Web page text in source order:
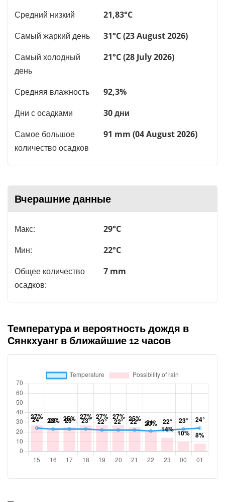
Средний низкий
21,83°C
Самый жаркий день
31°C (23 August 2026)
Самый холодный
день
21°C (28 July 2026)
Средняя влажность
92,3%
Дни с осадками
30 дни
Самое большое
количество осадков
91 mm (04 August 2026)
Вчерашние данные
Макс:
29°C
Мин:
22°C
Общее количество
осадков:
7 mm
Температура и вероятность дождя в
Сянкхуанг в ближайшие 12 часов